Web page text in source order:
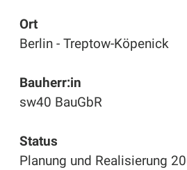
Ort
Berlin - Treptow-Köpenick
Bauherr:in
sw40 BauGbR
Status
Planung und Realisierung